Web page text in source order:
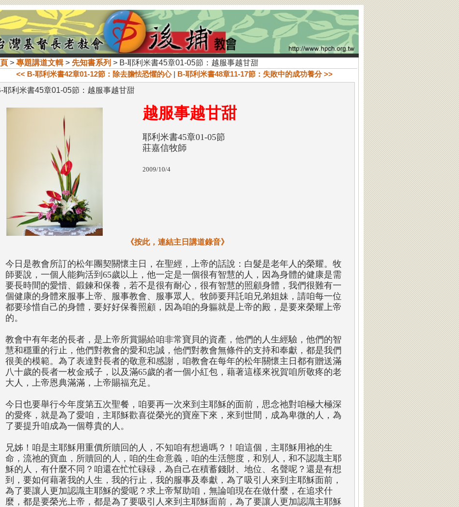
> 專題講道文輯> 先知書系列 > B-耶利米書45章01-05節：越服事越甘甜
<< B-耶利米書42章01-12節：除去膽怯恐懼的心 | B-耶利米書48章11-17節：失敗中的成功養分 >>
耶利米書45章01-05節：越服事越甘甜
越服事越甘甜
耶利米書45章01-05節
莊嘉信牧師
2009/10/4
《按此，連結主日講道錄音》
今日是教會所訂的松年團契關懷主日，在聖經，上帝的話說：白髮是老年人的榮耀。牧
師要說，一個人能夠活到65歲以上，他一定是一個很有智慧的人，因為身體的健康是需
要長時間的愛惜、鍛鍊和保養，若不是很有耐心，很有智慧的照顧身體，我們很難有一
個健康的身體來服事上帝、服事教會、服事眾人。牧師要拜託咱兄弟姐妹，請咱每一位
都要珍惜自己的身體，要好好保養照顧，因為咱的身軀就是上帝的殿，是要來榮耀上帝
的。
教會中有年老的長者，是上帝所賞賜給咱非常寶貝的資產，他們的人生經驗，他們的智
慧和穩重的行止，他們對教會的愛和忠誠，他們對教會無條件的支持和奉獻，都是我們
很美的模範。為了表達對長者的敬意和感謝，咱教會在每年的松年關懷主日都有贈送滿
八十歲的長者一枚金戒子，以及滿65歲的者一個小紅包，藉著這樣來祝賀咱所敬疼的老
大人，上帝恩典滿滿，上帝賜福充足。
今日也要舉行今年度第五次聖餐，咱要再一次來到主耶穌的面前，思念祂對咱極大極深
的愛疼，就是為了愛咱，主耶穌歡喜從榮光的寶座下來，來到世間，成為卑微的人，為
了要提升咱成為一個尊貴的人。
兄姊！咱是主耶穌用重價所贖回的人，不知咱有想過嗎？！咱這個，主耶穌用祂的生
命，流祂的寶血，所贖回的人，咱的生命意義，咱的生活態度，和別人，和不認識主耶
穌的人，有什麼不同？咱還在忙忙碌碌，為自己在積蓄錢財、地位、名聲呢？還是有想
到，要如何藉著我的人生，我的行止，我的服事及奉獻，為了吸引人來到主耶穌面前，
為了要讓人更加認識主耶穌的愛呢？求上帝幫助咱，無論咱現在在做什麼，在追求什
麼，都是要榮光上帝，都是為了要吸引人來到主耶穌面前，為了要讓人更加認識主耶穌